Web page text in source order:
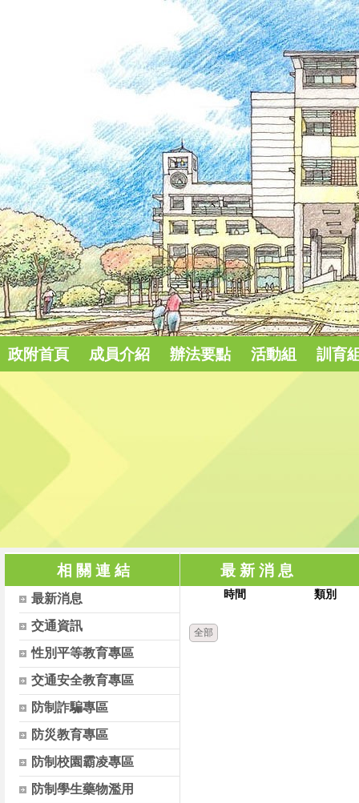
政附首頁 成員介紹 辦法要點 活動組 訓育
相 關 連 結
最新消息
交通資訊
性別平等教育專區
交通安全教育專區
防制詐騙專區
防災教育專區
防制校園霸凌專區
防制學生藥物濫用
最 新 消 息
時間 類別
全部